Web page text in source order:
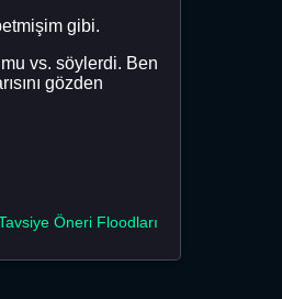
gibi.
vs. söylerdi. Ben
gözden
Öneri Floodları